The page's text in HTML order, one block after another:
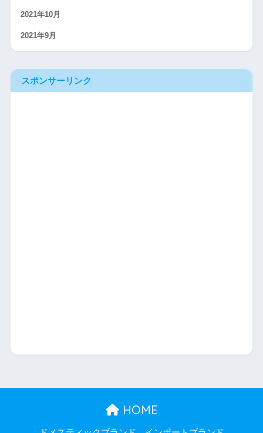
2021年10月
2021年9月
スポンサーリンク
HOME